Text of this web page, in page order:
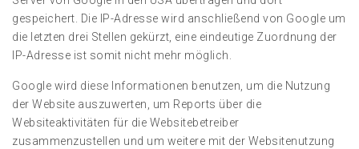
gespeichert. Die IP-Adresse wird anschließend von Google um
die letzten drei Stellen gekürzt, eine eindeutige Zuordnung der
IP-Adresse ist somit nicht mehr möglich.
Google wird diese Informationen benutzen, um die Nutzung
der Website auszuwerten, um Reports über die
Websiteaktivitäten für die Websitebetreiber
zusammenzustellen und um weitere mit der Websitenutzung